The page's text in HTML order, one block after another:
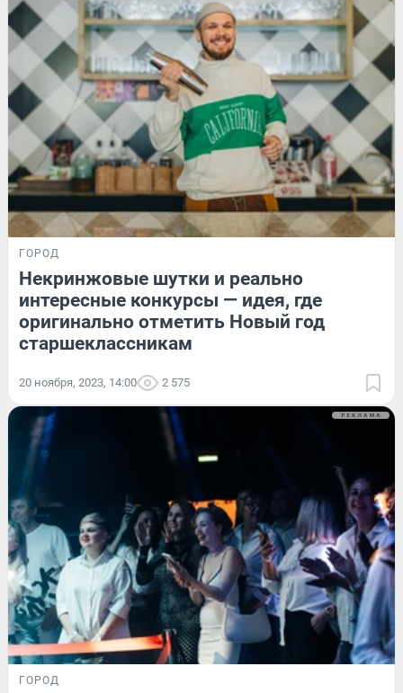
ГОРОД
Некринжовые шутки и реально
интересные конкурсы — идея, где
оригинально отметить Новый год
старшеклассникам
20 ноября, 2023, 14:00 2 575
ГОРОД